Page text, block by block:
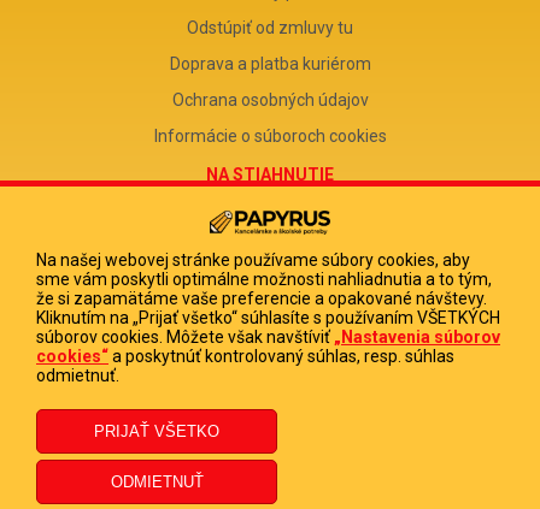
Odstúpiť od zmluvy tu
Doprava a platba kuriérom
Ochrana osobných údajov
Informácie o súboroch cookies
NA STIAHNUTIE
Reklamačný formulár
Odstúpenie od zmluvy
Poučenie o odstúpení od zmluvy
FIRMA
PAPYRUS POPRAD, s.r.o.
DIČ 2020513880
IČ DPH SK2020513880
Na našej webovej stránke používame súbory cookies, aby
sme vám poskytli optimálne možnosti nahliadnutia a to tým,
že si zapamätáme vaše preferencie a opakované návštevy.
Kliknutím na „Prijať všetko“ súhlasíte s používaním VŠETKÝCH
súborov cookies. Môžete však navštíviť „Nastavenia súborov
cookies“a poskytnúť kontrolovaný súhlas, resp. súhlas
odmietnuť.